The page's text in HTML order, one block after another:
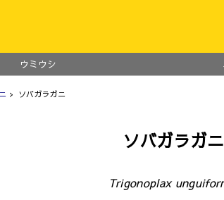
ウミウシ
> ソバガラガニ
ソバガラガニ
Trigonoplax